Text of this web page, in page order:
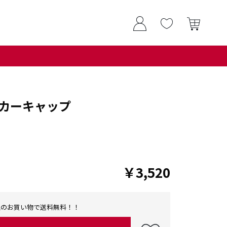
ーキャップ
￥3,520
お買い物で送料無料！！